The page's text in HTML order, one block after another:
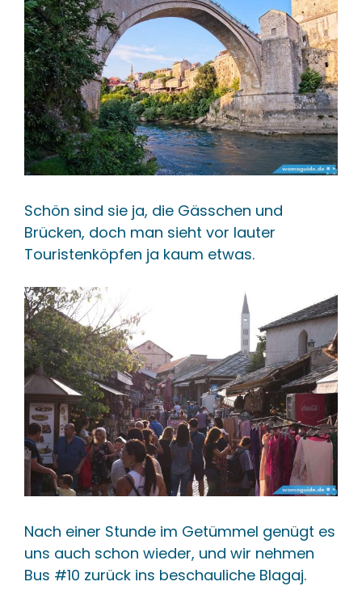
Schön sind sie ja, die Gässchen und
Brücken, doch man sieht vor lauter
Touristenköpfen ja kaum etwas.
Nach einer Stunde im Getümmel genügt es
uns auch schon wieder, und wir nehmen
Bus #10 zurück ins beschauliche Blagaj.